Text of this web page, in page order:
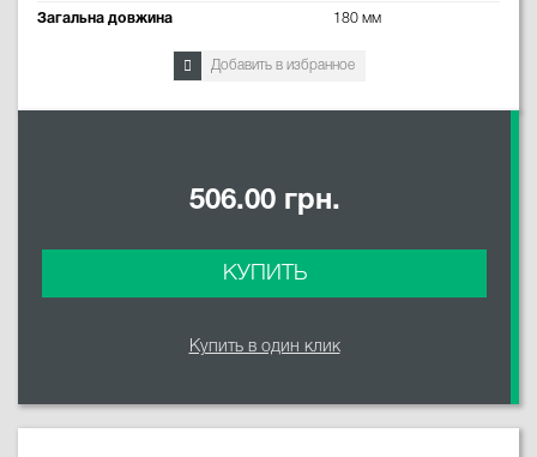
Загальна довжина 180 мм
Добавить в избранное
506.00 грн.
КУПИТЬ
Купить в один клик